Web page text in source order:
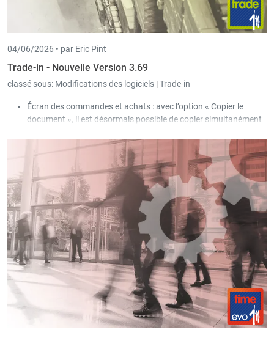
04/06/2026 • par Eric Pint
Trade-in - Nouvelle Version 3.69
classé sous: Modifications des logiciels |Trade-in
Écran des commandes et achats : avec l’option « Copier le
document », il est désormais possible de copier simultanément
que l’utilisateur peut filtrer via une sélection.